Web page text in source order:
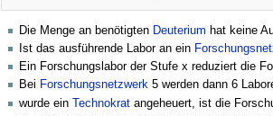
Die Menge an benötigten Deuterium hat keine
Ist das ausführende Labor an ein
Ein Forschungslabor der Stufe x reduziert die
Bei Forschungsnetzwerk5 werden dann 6
wurde ein Technokratangeheuert, ist die